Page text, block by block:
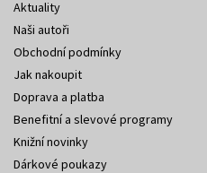
Aktuality
Naši autoři
Obchodní podmínky
Jak nakoupit
Doprava a platba
Benefitní a slevové programy
Knižní novinky
Dárkové poukazy